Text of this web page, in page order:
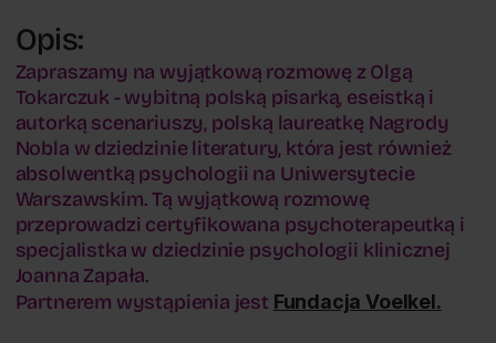
Opis:
Zapraszamy na wyjątkową rozmowę z Olgą
Tokarczuk - wybitną polską pisarką, eseistką i
autorką scenariuszy, polską laureatkę Nagrody
Nobla w dziedzinie literatury, która jest również
absolwentką psychologii na Uniwersytecie
Warszawskim. Tą wyjątkową rozmowę
przeprowadzi certyfikowana psychoterapeutką i
specjalistka w dziedzinie psychologii klinicznej
Joanna Zapała.
Partnerem wystąpienia jest Fundacja Voelkel.